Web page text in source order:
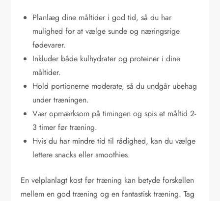
Planlæg dine måltider i god tid, så du har
mulighed for at vælge sunde og næringsrige
fødevarer.
Inkluder både kulhydrater og proteiner i dine
måltider.
Hold portionerne moderate, så du undgår ubehag
under træningen.
Vær opmærksom på timingen og spis et måltid 2-
3 timer før træning.
Hvis du har mindre tid til rådighed, kan du vælge
lettere snacks eller smoothies.
En velplanlagt kost før træning kan betyde forskellen
mellem en god træning og en fantastisk træning. Tag